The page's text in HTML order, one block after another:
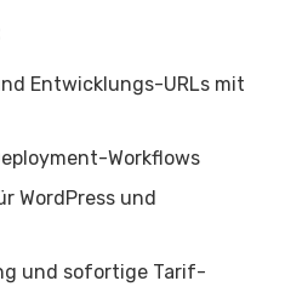
Entwicklungs-URLs mit
Workflows
WordPress und
und sofortige Tarif-